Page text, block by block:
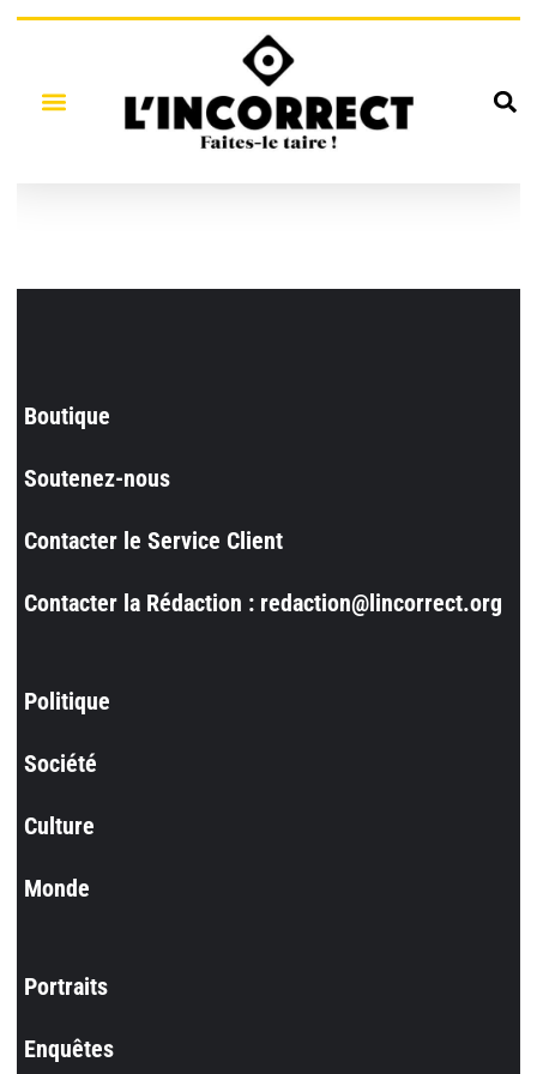
Boutique
Soutenez-nous
Contacter le Service Client
Contacter la Rédaction : redaction@lincorrect.org
Politique
Société
Culture
Monde
Portraits
Enquêtes